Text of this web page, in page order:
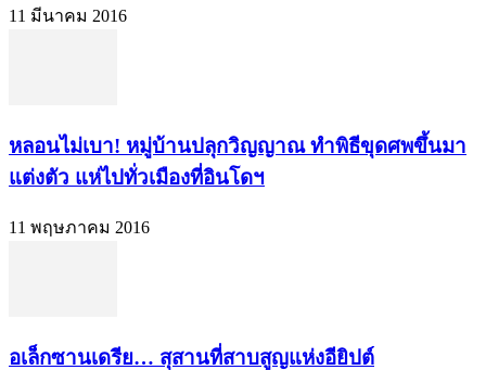
11 มีนาคม 2016
หลอนไม่เบา! หมู่บ้านปลุกวิญญาณ ทำพิธีขุดศพขึ้นมา
แต่งตัว แห่ไปทั่วเมืองที่อินโดฯ
11 พฤษภาคม 2016
อเล็กซานเดรีย… สุสานที่สาบสูญแห่งอียิปต์